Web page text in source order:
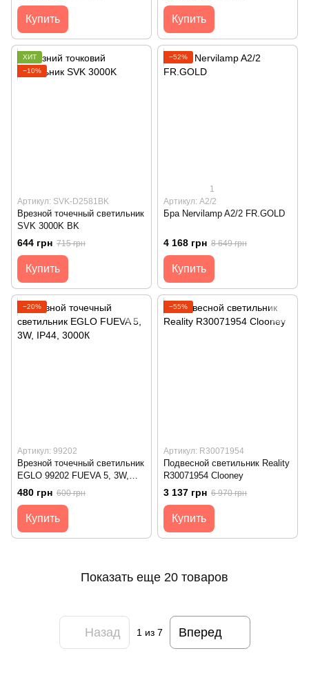
Купить Купить
ХИТ
−10%
Артикул: SVK-D2581BK
Врезной точечный светильник
SVK 3000K BK
644 грн 715 грн
Купить
−52%
1
Артикул: A2/2
Бра Nervilamp A2/2 FR.GOLD
4 168 грн 8 649 грн
Купить
−20%
Артикул: 99202
Врезной точечный светильник
EGLO 99202 FUEVA 5, 3W,
IP44, 3000К, White
480 грн 600 грн
Купить
−55%
Артикул: R30071954
Подвесной светильник Reality
R30071954 Clooney
3 137 грн 6 970 грн
Купить
Показать еще 20 товаров
Назад 1из 7 Вперед